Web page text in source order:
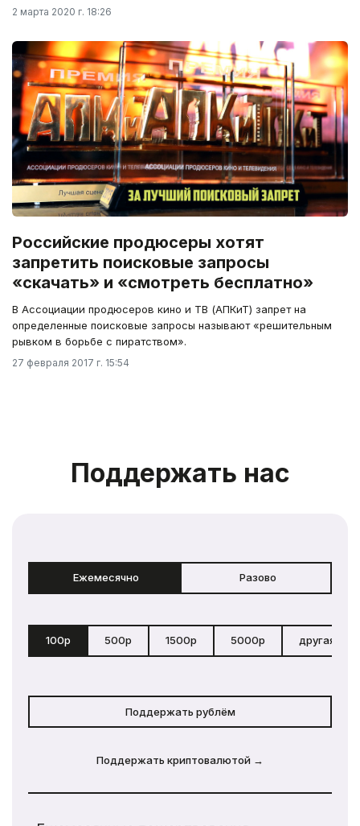
2 марта 2020 г. 18:26
Российские продюсеры хотят
запретить поисковые запросы
«скачать» и «смотреть бесплатно»
В Ассоциации продюсеров кино и ТВ (АПКиТ) запрет на
определенные поисковые запросы называют «решительным
рывком в борьбе с пиратством».
27 февраля 2017 г. 15:54
Поддержать нас
Ежемесячно Разово
100р 500р 1500р 5000р другая
Поддержать рублём
Поддержать криптовалютой →